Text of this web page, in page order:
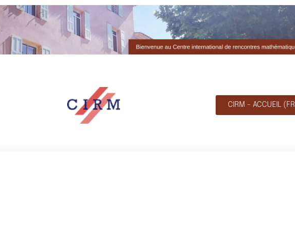
CIRM - ACCUEIL